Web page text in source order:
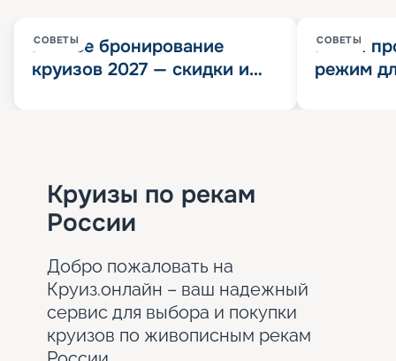
СОВЕТЫ
Раннее бронирование
круизов 2027 — скидки и
СОВЕТЫ
Китай
режим
Круизы по рекам
России
Добро пожаловать на
Круиз.онлайн – ваш надежный
сервис для выбора и покупки
круизов по живописным рекам